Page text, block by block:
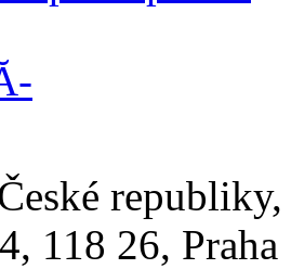
118 26,